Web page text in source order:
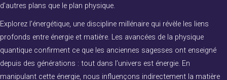
d’autres plans que le plan physique.
Explorez l’énergétique, une discipline millénaire qui révèle les liens
profonds entre énergie et matière. Les avancées de la physique
quantique confirment ce que les anciennes sagesses ont enseigné
depuis des générations : tout dans l’univers est énergie. En
manipulant cette énergie, nous influençons indirectement la matière